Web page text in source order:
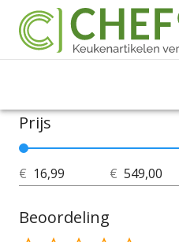
Prijs
€ €
Beoordeling